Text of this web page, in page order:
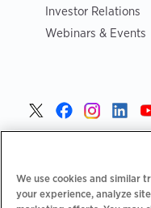
Investor Relations
Webinars & Events
We use cookies and similar
your experience, analyze